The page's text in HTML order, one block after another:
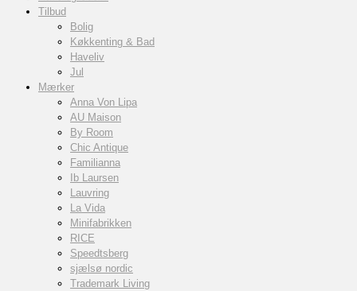
Tilbud
Bolig
Køkkenting & Bad
Haveliv
Jul
Mærker
Anna Von Lipa
AU Maison
By Room
Chic Antique
Familianna
Ib Laursen
Lauvring
La Vida
Minifabrikken
RICE
Speedtsberg
sjælsø nordic
Trademark Living